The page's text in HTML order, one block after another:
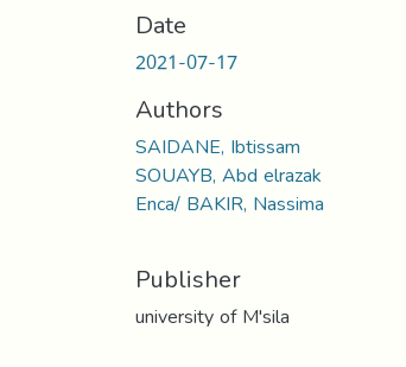
Date
2021-07-17
Authors
SAIDANE, Ibtissam
SOUAYB, Abd elrazak
Enca/ BAKIR, Nassima
Publisher
university of M'sila